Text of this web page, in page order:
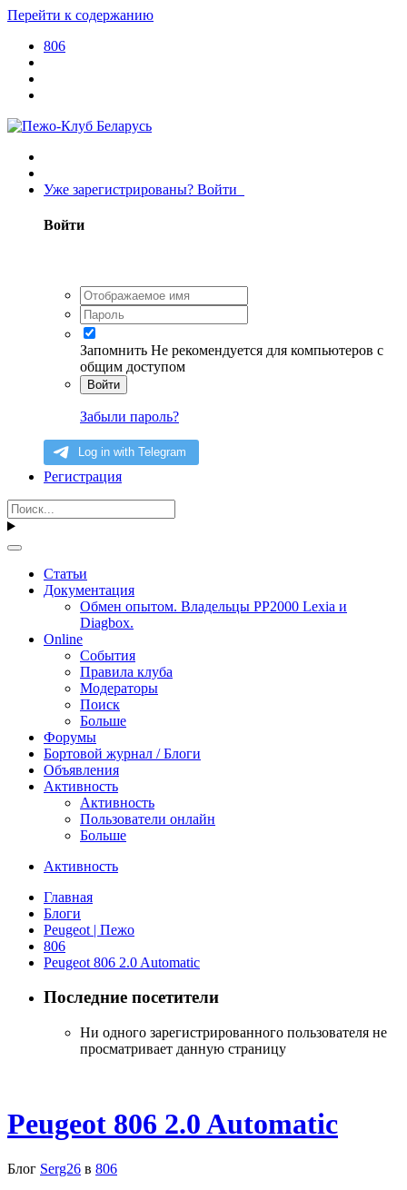
Перейти к содержанию
806
Уже зарегистрированы? Войти
Войти
Запомнить Не рекомендуется для компьютеров с
общим доступом
Войти
Забыли пароль?
Регистрация
Статьи
Документация
Обмен опытом. Владельцы PP2000 Lexia и
Diagbox.
Online
События
Правила клуба
Модераторы
Поиск
Больше
Форумы
Бортовой журнал / Блоги
Объявления
Активность
Активность
Пользователи онлайн
Больше
Активность
Главная
Блоги
Peugeot | Пежо
806
Peugeot 806 2.0 Automatic
Последние посетители
Ни одного зарегистрированного пользователя не
просматривает данную страницу
Peugeot 806 2.0 Automatic
Блог Serg26 в 806